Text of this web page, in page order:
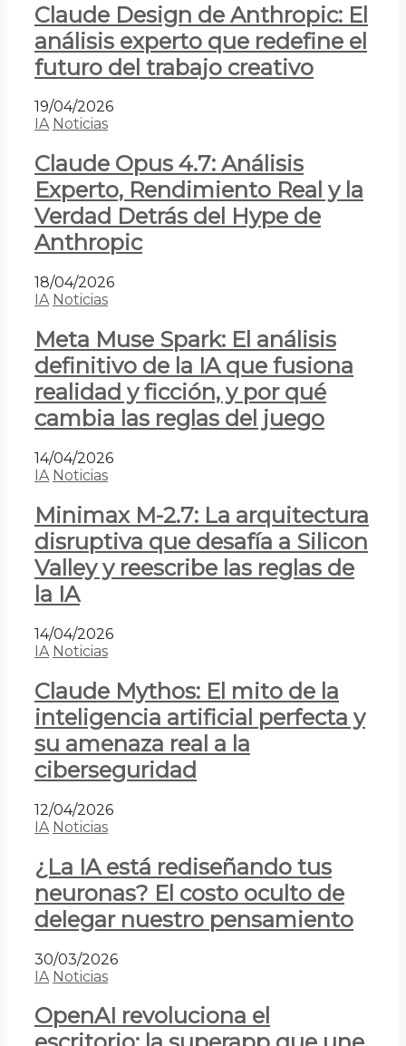
Claude Design de Anthropic: El
análisis experto que redefine el
futuro del trabajo creativo
19/04/2026
IA Noticias
Claude Opus 4.7: Análisis
Experto, Rendimiento Real y la
Verdad Detrás del Hype de
Anthropic
18/04/2026
IA Noticias
Meta Muse Spark: El análisis
definitivo de la IA que fusiona
realidad y ficción, y por qué
cambia las reglas del juego
14/04/2026
IA Noticias
Minimax M-2.7: La arquitectura
disruptiva que desafía a Silicon
Valley y reescribe las reglas de
la IA
14/04/2026
IA Noticias
Claude Mythos: El mito de la
inteligencia artificial perfecta y
su amenaza real a la
ciberseguridad
12/04/2026
IA Noticias
¿La IA está rediseñando tus
neuronas? El costo oculto de
delegar nuestro pensamiento
30/03/2026
IA Noticias
OpenAI revoluciona el